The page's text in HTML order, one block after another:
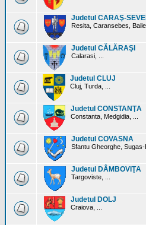
Judetul CARAŞ-
Resita, Caransebes, Baile
Judetul CĂLĂRAŞI
Calarasi, ...
Judetul CLUJ
Cluj, Turda, ...
Judetul CONSTANŢA
Constanta, Medgidia, ...
Judetul COVASNA
Sfantu Gheorghe, Sugas-
Judetul DÂMBOVIŢA
Targoviste, ...
Judetul DOLJ
Craiova, ...